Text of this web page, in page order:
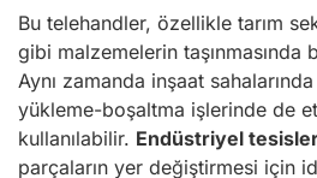
Bu telehandler, özellikle tarım
gibi malzemelerin taşınmasında
Aynı zamanda inşaat
yükleme-boşaltma işlerinde de
kullanılabilir. Endüstriyel
parçaların yer değiştirmesi için